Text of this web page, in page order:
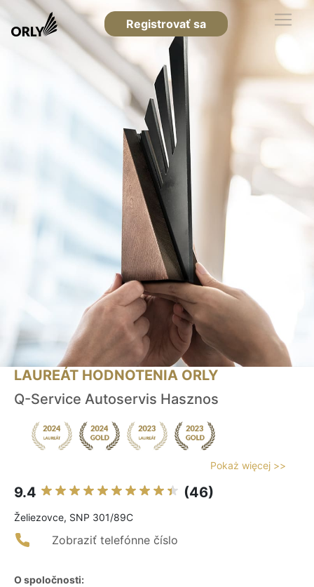
Registrovať sa
LAUREÁT HODNOTENIA ORLY
Q-Service Autoservis Hasznos
Pokaż więcej >>
9.4 (46)
Želiezovce, SNP 301/89C
Zobraziť telefónne číslo
O spoločnosti: